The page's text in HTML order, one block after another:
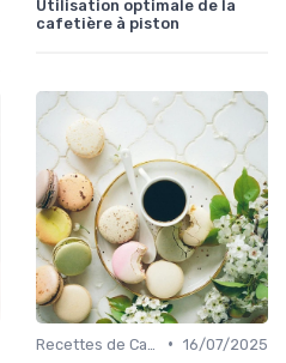
Utilisation optimale de la
cafetière à piston
• 16/07/2025